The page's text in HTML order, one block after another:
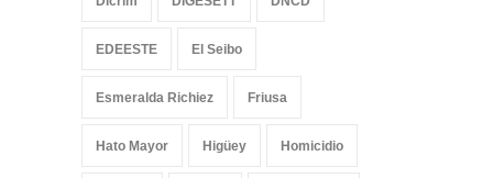
EDEESTE El Seibo
Esmeralda Richiez Friusa
Hato Mayor Higüey Homicidio